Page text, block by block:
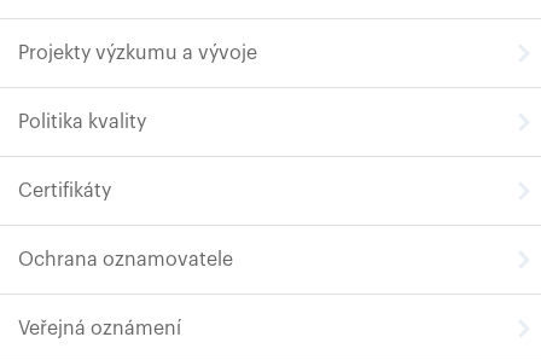
Projekty výzkumu a vývoje
Politika kvality
Certifikáty
Ochrana oznamovatele
Veřejná oznámení